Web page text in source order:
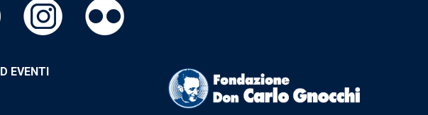
EVENTI